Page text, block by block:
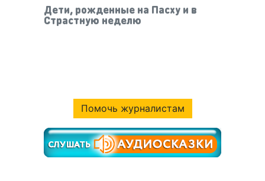
Дети, рожденные на Пасху и в
Страстную неделю
Помочь журналистам